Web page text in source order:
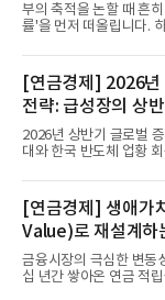
부의 축적을 논할 때 흔
률'을 먼저 떠올립니다.
[연금경제] 2026
전략: 급성장의 상
'실적'이 가르는 하
2026년 상반기 글로벌
대와 한국 반도체 업황
[연금경제] 생애
Value)로 재설계하
생활보장과 평생소
금융시장의 극심한 변동
십 년간 쌓아온 연금 적